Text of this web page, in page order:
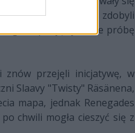
do przerwy zdobyli
podjęli jeszcze próbę
znów przejęli inicjatywę, w
Slaavy "Twisty" Räsänena,
mapa, jednak Renegades
chwili mogła cieszyć się z